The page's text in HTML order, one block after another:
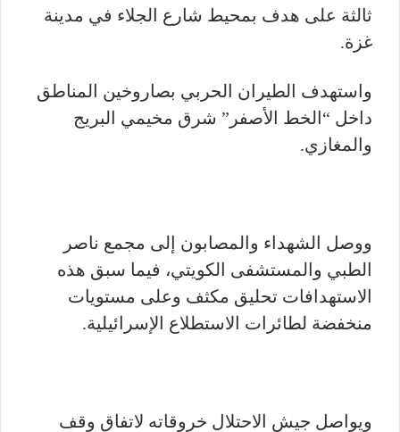
ثالثة على هدف بمحيط شارع الجلاء في مدينة
غزة.
واستهدف الطيران الحربي بصاروخين المناطق
داخل “الخط الأصفر” شرق مخيمي البريج
والمغازي.
ووصل الشهداء والمصابون إلى مجمع ناصر
الطبي والمستشفى الكويتي، فيما سبق هذه
الاستهدافات تحليق مكثف وعلى مستويات
منخفضة لطائرات الاستطلاع الإسرائيلية.
ويواصل جيش الاحتلال خروقاته لاتفاق وقف